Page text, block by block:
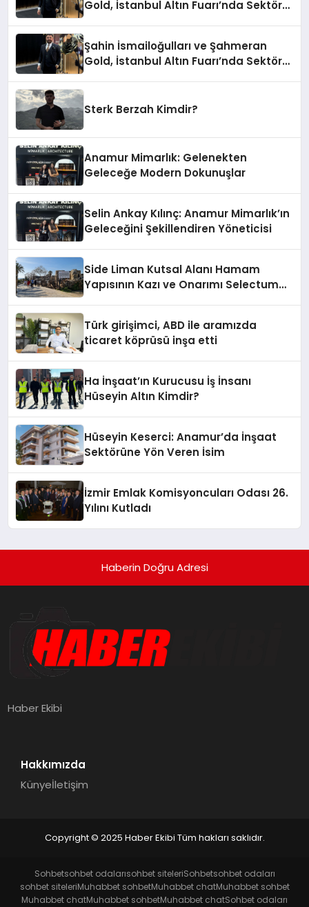
Gold, İstanbul Altın Fuarı’nda Sektöre
Şahin İsmailoğulları ve Şahmeran
Gold, İstanbul Altın Fuarı’nda Sektöre
Sterk Berzah Kimdir?
Anamur Mimarlık: Gelenekten
Geleceğe Modern Dokunuşlar
Selin Ankay Kılınç: Anamur Mimarlık’ın
Geleceğini Şekillendiren Yöneticisi
Side Liman Kutsal Alanı Hamam
Yapısının Kazı ve Onarımı Selectum
Türk girişimci, ABD ile aramızda
ticaret köprüsü inşa etti
Ha İnşaat’ın Kurucusu İş İnsanı
Hüseyin Altın Kimdir?
Hüseyin Keserci: Anamur’da İnşaat
Sektörüne Yön Veren İsim
İzmir Emlak Komisyoncuları Odası 26.
Yılını Kutladı
Haberin Doğru Adresi
Haber Ekibi
Hakkımızda
Künyeİletişim
Copyright © 2025 Haber Ekibi Tüm hakları saklıdır.
Sohbetsohbet odalarısohbet siteleriSohbetsohbet odaları
sohbet siteleriMuhabbet sohbetMuhabbet chatMuhabbet sohbet
Muhabbet chatMuhabbet sohbetMuhabbet chatSohbet odaları